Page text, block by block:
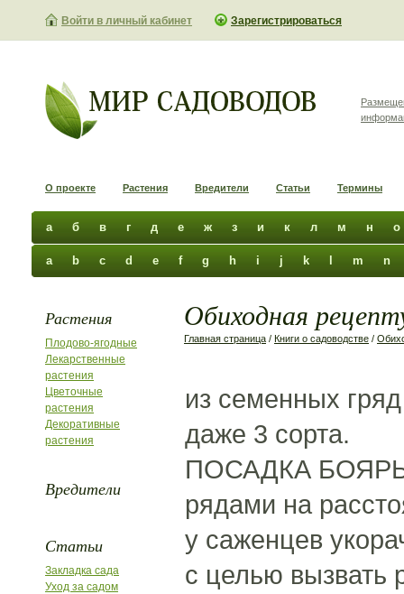
Войти в личный кабинет Зарегистрироваться
О проекте Растения Вредители Статьи Термины
а б в г д е ж з и к л м н о
a b c d e f g h i j k m n
Растения
Плодово-ягодные
Лекарственные
растения
Цветочные
растения
Декоративные
растения
Вредители
Статьи
Закладка сада
Уход за садом
Обиходная
Главная страница / Книги о садоводстве /
из семенных
даже 3 сорта.
ПОСАДКА
рядами на
у саженцев
с целью вызвать